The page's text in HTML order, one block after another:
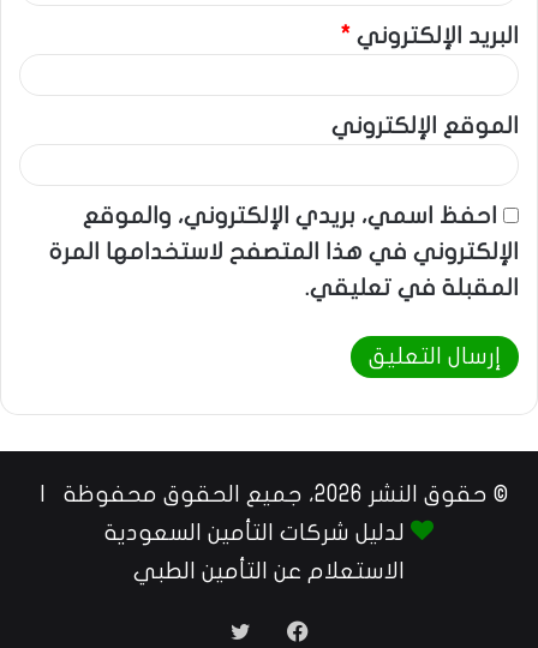
البريد الإلكتروني *
الموقع الإلكتروني
احفظ اسمي، بريدي الإلكتروني، والموقع
الإلكتروني في هذا المتصفح لاستخدامها المرة
المقبلة في تعليقي.
© حقوق النشر 2026، جميع الحقوق محفوظة |
لدليل شركات التأمين السعودية
الاستعلام عن التأمين الطبي
فيسبوك